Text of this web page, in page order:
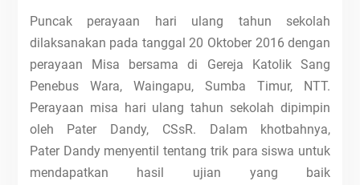
Puncak perayaan hari ulang tahun sekolah
dilaksanakan pada tanggal 20 Oktober 2016 dengan
perayaan Misa bersama di Gereja Katolik Sang
Penebus Wara, Waingapu, Sumba Timur, NTT.
Perayaan misa hari ulang tahun sekolah dipimpin
oleh Pater Dandy, CSsR. Dalam khotbahnya,
Pater Dandy menyentil tentang trik para siswa untuk
mendapatkan hasil ujian yang baik